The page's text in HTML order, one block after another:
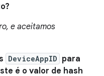
e aceitamos
DeviceAppID para
é o valor de hash